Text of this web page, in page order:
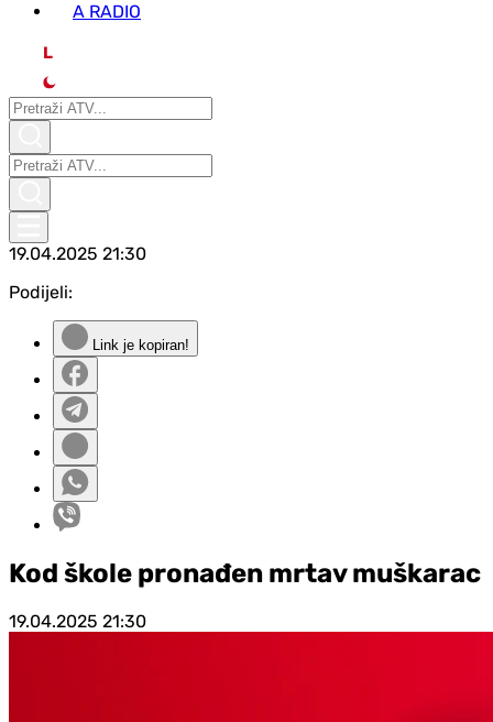
A RADIO
L
19.04.2025 21:30
Podijeli:
Link je kopiran!
Kod škole pronađen mrtav muškarac
19.04.2025 21:30